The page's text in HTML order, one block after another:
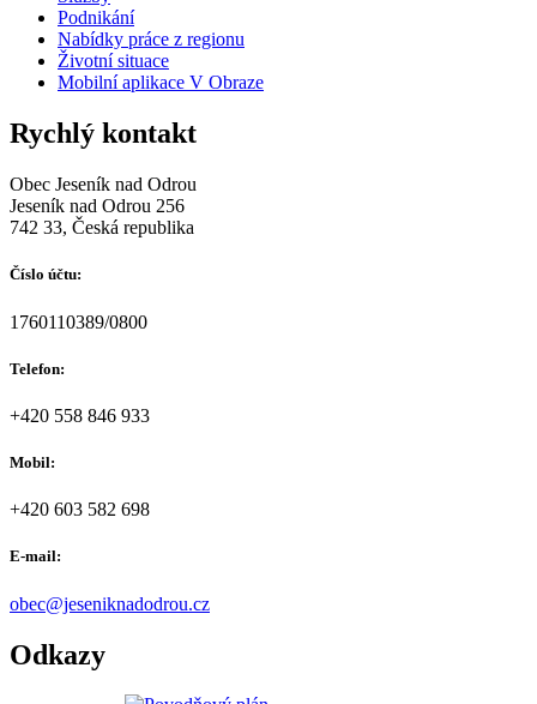
Podnikání
Nabídky práce z regionu
Životní situace
Mobilní aplikace V Obraze
Rychlý kontakt
Obec Jeseník nad Odrou
Jeseník nad Odrou 256
742 33, Česká republika
Číslo účtu:
1760110389/0800
Telefon:
+420 558 846 933
Mobil:
+420 603 582 698
E-mail:
obec@jeseniknadodrou.cz
Odkazy